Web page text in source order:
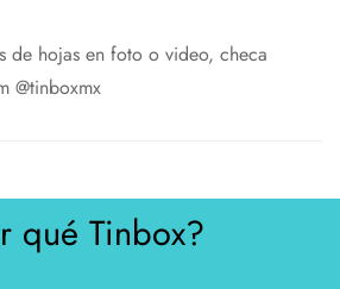
de hojas en foto o video, checa
@tinboxmx
qué Tinbox?